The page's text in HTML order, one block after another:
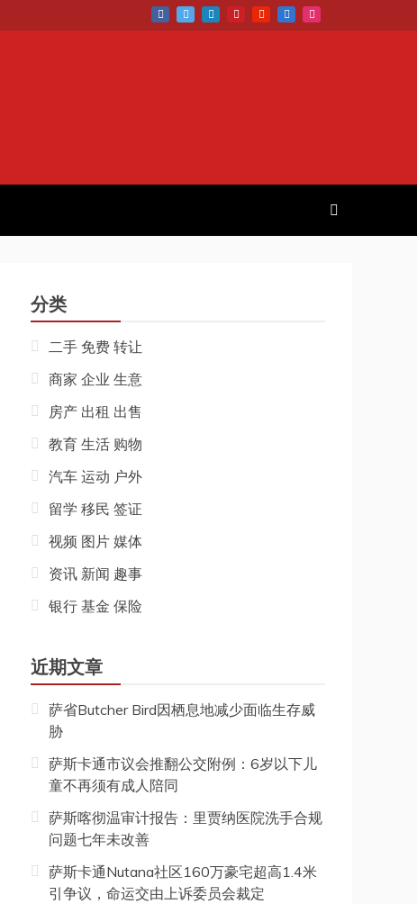
分类
二手 免费 转让
商家 企业 生意
房产 出租 出售
教育 生活 购物
汽车 运动 户外
留学 移民 签证
视频 图片 媒体
资讯 新闻 趣事
银行 基金 保险
近期文章
萨省Butcher Bird因栖息地减少面临生存威
胁
萨斯卡通市议会推翻公交附例：6岁以下儿
童不再须有成人陪同
萨斯喀彻温审计报告：里贾纳医院洗手合规
问题七年未改善
萨斯卡通Nutana社区160万豪宅超高1.4米
引争议，命运交由上诉委员会裁定